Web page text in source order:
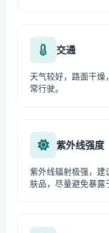
交通
天气较好，路面干燥
常行驶。
紫外线强度
紫外线辐射极强，建
肤品，尽量避免暴露